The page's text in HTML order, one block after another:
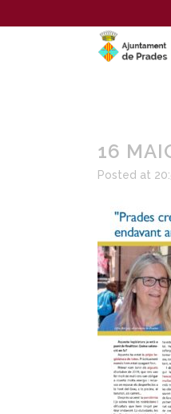
16
Posted at